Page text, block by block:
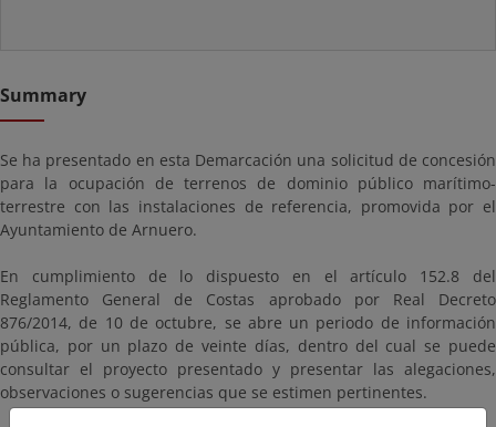
Summary
Se ha presentado en esta Demarcación una solicitud de concesión
para la ocupación de terrenos de dominio público marítimo-
terrestre con las instalaciones de referencia, promovida por el
Ayuntamiento de Arnuero.
En cumplimiento de lo dispuesto en el artículo 152.8 del
Reglamento General de Costas aprobado por Real Decreto
876/2014, de 10 de octubre, se abre un periodo de información
pública, por un plazo de veinte días, dentro del cual se puede
consultar el proyecto presentado y presentar las alegaciones,
observaciones o sugerencias que se estimen pertinentes.